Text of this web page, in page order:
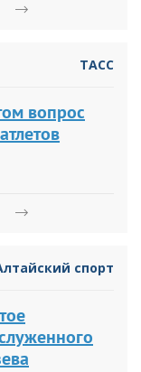
ТАСС
вопрос
спорт